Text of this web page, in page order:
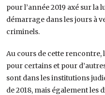
pour l’année 2019 axé sur
démarrage dans les jours à
criminels.
Au cours de cette rencontre,
pour certains et pour
sont dans les institutions
de 2018, mais également les